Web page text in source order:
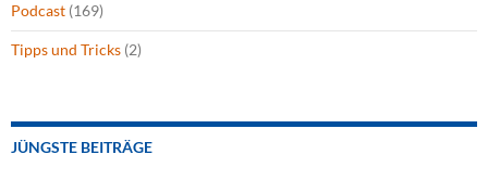
Podcast (169)
Tipps und Tricks (2)
JÜNGSTE BEITRÄGE